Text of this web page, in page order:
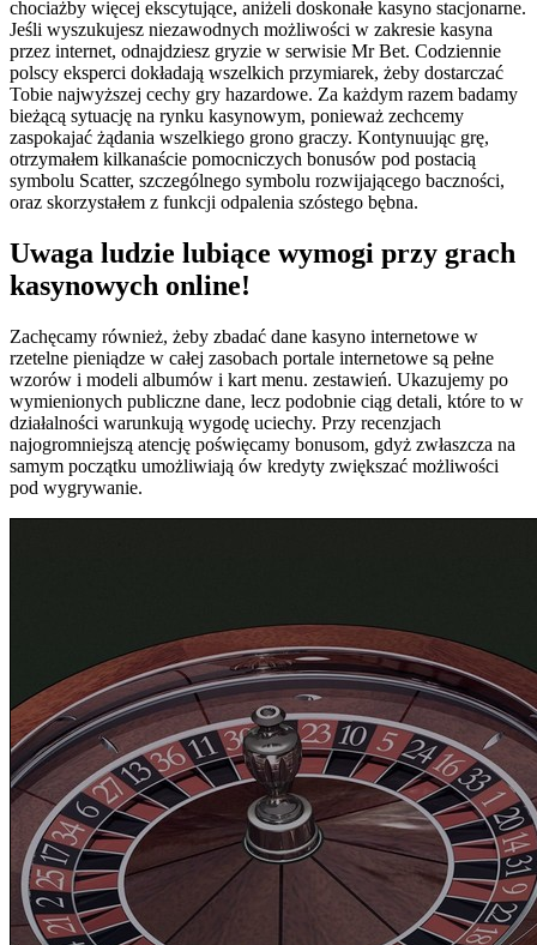
chociażby więcej ekscytujące, aniżeli doskonałe kasyno stacjonarne.
Jeśli wyszukujesz niezawodnych możliwości w zakresie kasyna
przez internet, odnajdziesz gryzie w serwisie Mr Bet. Codziennie
polscy eksperci dokładają wszelkich przymiarek, żeby dostarczać
Tobie najwyższej cechy gry hazardowe. Za każdym razem badamy
bieżącą sytuację na rynku kasynowym, ponieważ zechcemy
zaspokajać żądania wszelkiego grono graczy. Kontynuując grę,
otrzymałem kilkanaście pomocniczych bonusów pod postacią
symbolu Scatter, szczególnego symbolu rozwijającego baczności,
oraz skorzystałem z funkcji odpalenia szóstego bębna.
Uwaga ludzie lubiące wymogi przy grach
kasynowych online!
Zachęcamy również, żeby zbadać dane kasyno internetowe w
rzetelne pieniądze w całej zasobach portale internetowe są pełne
wzorów i modeli albumów i kart menu. zestawień. Ukazujemy po
wymienionych publiczne dane, lecz podobnie ciąg detali, które to w
działalności warunkują wygodę uciechy. Przy recenzjach
najogromniejszą atencję poświęcamy bonusom, gdyż zwłaszcza na
samym początku umożliwiają ów kredyty zwiększać możliwości
pod wygrywanie.